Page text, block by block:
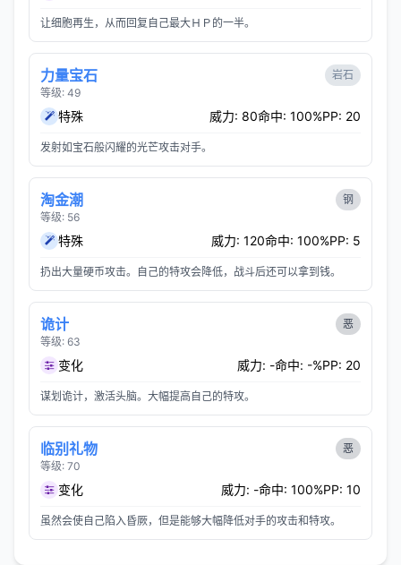
让细胞再生，从而回复自己最大ＨＰ的一半。
力量宝石
等级: 49
岩石
特殊 威力: 80命中: 100%PP: 20
发射如宝石般闪耀的光芒攻击对手。
淘金潮
等级: 56
钢
特殊 威力: 120命中: 100%PP: 5
扔出大量硬币攻击。自己的特攻会降低，战斗后还可以拿到钱。
诡计
等级: 63
恶
变化 威力: -命中: -%PP: 20
谋划诡计，激活头脑。大幅提高自己的特攻。
临别礼物
等级: 70
恶
变化 威力: -命中: 100%PP: 10
虽然会使自己陷入昏厥，但是能够大幅降低对手的攻击和特攻。